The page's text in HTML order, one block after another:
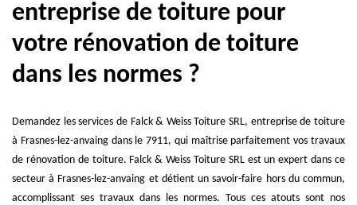
entreprise de toiture pour
votre rénovation de toiture
dans les normes ?
Demandez les services de Falck & Weiss Toiture SRL, entreprise de toiture
à Frasnes-lez-anvaing dans le 7911, qui maîtrise parfaitement vos travaux
de rénovation de toiture. Falck & Weiss Toiture SRL est un expert dans ce
secteur à Frasnes-lez-anvaing et détient un savoir-faire hors du commun,
accomplissant ses travaux dans les normes. Tous ces atouts sont nos